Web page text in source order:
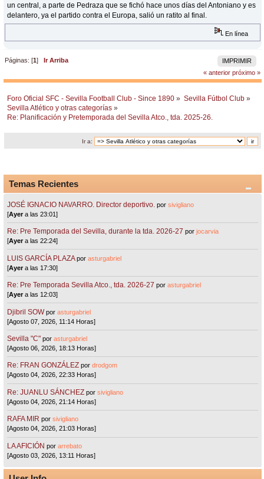
un central, a parte de Pedraza que se fichó hace unos días del Antoniano y es
delantero, ya el partido contra el Europa, salió un ratito al final.
En línea
IMPRIMIR
Páginas: [1]Ir Arriba
« anterior próximo »
Foro Oficial SFC - Sevilla Football Club - Since 1890 » Sevilla Fútbol Club »
Sevilla Atlético y otras categorías »
Re: Planificación y Pretemporada del Sevilla Atco., tda. 2025-26.
Ir a:
Temas Recientes
JOSÉ IGNACIO NAVARRO. Director deportivo. porsivigliano
[Ayera las 23:01]
Re: Pre Temporada del Sevilla, durante la tda. 2026-27 porjocarvia
[Ayera las 22:24]
LUIS GARCÍA PLAZA porasturgabriel
[Ayera las 17:30]
Re: Pre Temporada Sevilla Atco., tda. 2026-27 porasturgabriel
[Ayera las 12:03]
Djibril SOW porasturgabriel
[Agosto 07, 2026, 11:14 Horas]
Sevilla "C"porasturgabriel
[Agosto 06, 2026, 18:13 Horas]
Re: FRAN GONZÁLEZ pordrodgom
[Agosto 04, 2026, 22:33 Horas]
Re: JUANLU SÁNCHEZ porsivigliano
[Agosto 04, 2026, 21:14 Horas]
RAFA MIR porsivigliano
[Agosto 04, 2026, 21:03 Horas]
LA AFICIÓN porarrebato
[Agosto 03, 2026, 13:11 Horas]